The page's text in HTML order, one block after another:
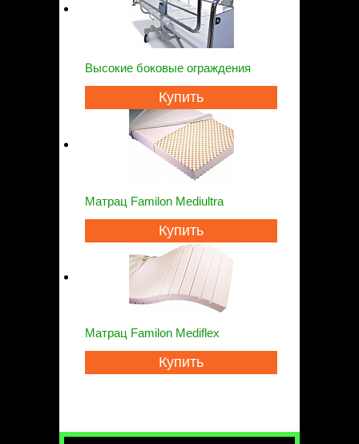
Bысокие боковые ограждения
Купить
Матрац Familon Mediultra
Купить
Матрац Familon Mediflex
Купить